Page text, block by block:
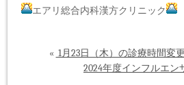
エアリ総合内科漢方クリニック
« 1月23日（木）の診療時間変
2024年度インフルエン